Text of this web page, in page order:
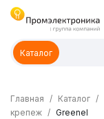
Каталог
Главная Каталог
крепеж
Greenel